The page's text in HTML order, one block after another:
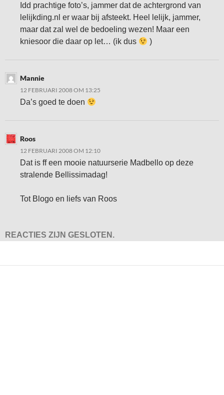
Idd prachtige foto’s, jammer dat de achtergrond van
lelijkding.nl er waar bij afsteekt. Heel lelijk, jammer,
maar dat zal wel de bedoeling wezen! Maar een
kniesoor die daar op let… (ik dus
)
Mannie
12 FEBRUARI 2008 OM 13:25
Da’s goed te doen
Roos
12 FEBRUARI 2008 OM 12:10
Dat is ff een mooie natuurserie Madbello op deze
stralende Bellissimadag!
Tot Blogo en liefs van Roos
REACTIES ZIJN GESLOTEN.